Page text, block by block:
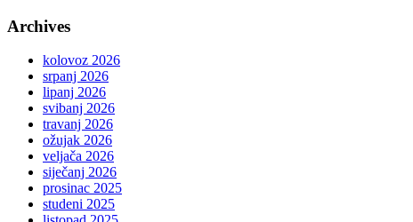
Archives
kolovoz 2026
srpanj 2026
lipanj 2026
svibanj 2026
travanj 2026
ožujak 2026
veljača 2026
siječanj 2026
prosinac 2025
studeni 2025